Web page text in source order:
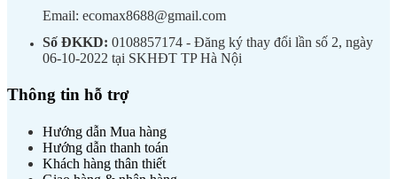
Email: ecomax8688@gmail.com
Số ĐKKD: 0108857174 - Đăng ký thay đổi lần số 2, ngày
06-10-2022 tại SKHĐT TP Hà Nội
Thông tin hỗ trợ
Hướng dẫn Mua hàng
Hướng dẫn thanh toán
Khách hàng thân thiết